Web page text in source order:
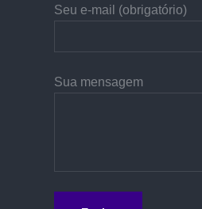
Seu e-mail (obrigatório)
Sua mensagem